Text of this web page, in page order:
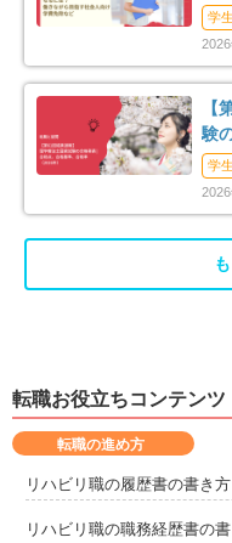
69
高石市 12
東大阪市 184
大阪狭山市 29
泉南郡熊取町 10
南河内郡千早赤阪村 2
学生
【
験
率学生
転職お役立ちコンテンツ
転職の進め方
リハビリ職の履歴書の書き方
リハビリ職の職務経歴書の